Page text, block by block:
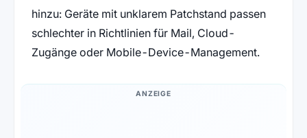
hinzu: Geräte mit unklarem Patchstand passen
schlechter in Richtlinien für Mail, Cloud-
Zugänge oder Mobile-Device-Management.
ANZEIGE